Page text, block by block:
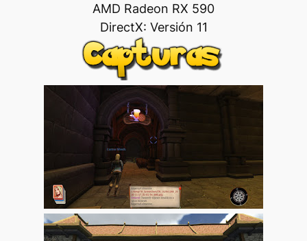
AMD Radeon RX 590
DirectX: Versión 11